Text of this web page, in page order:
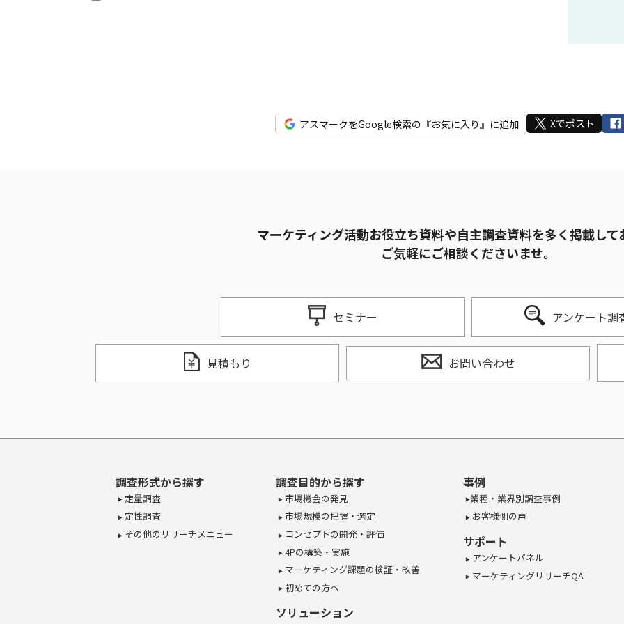
アスマークをGoogle検索の『お気に入り』に追加 Xでポスト
マーケティング活動お役立ち資料や自主調査資料を多く掲載して
ご気軽にご相談くださいませ。
セミナー アンケート調
見積もり お問い合わせ
調査形式から探す
定量調査
定性調査
その他のリサーチメニュー
調査目的から探す
市場機会の発見
市場規模の把握・選定
コンセプトの開発・評価
4Pの構築・実施
マーケティング課題の検証・改善
初めての方へ
ソリューション
事例
業種・業界別調査事例
お客様側の声
サポート
アンケートパネル
マーケティングリサーチQA